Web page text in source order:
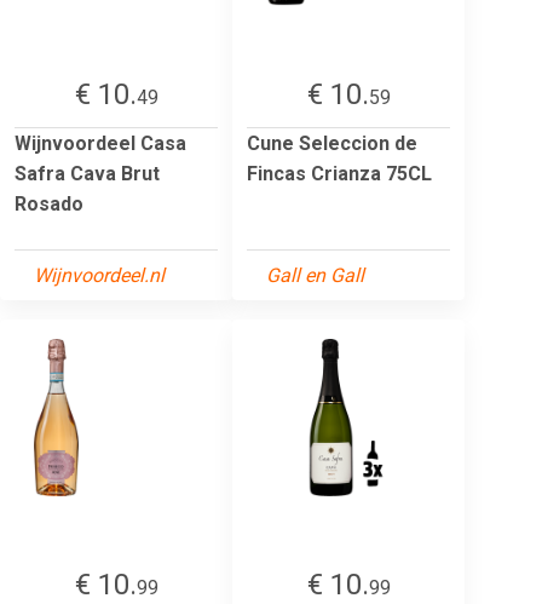
€ 10.49
Wijnvoordeel Casa
Safra Cava Brut
Rosado
Wijnvoordeel.nl
€ 10.59
Cune Seleccion de
Fincas Crianza 75CL
Gall en Gall
€ 10.99 € 10.99